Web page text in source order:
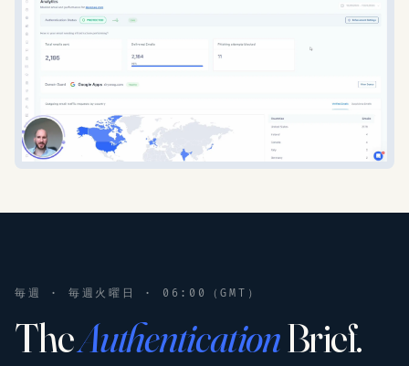
毎週 · 毎週火曜日 · 06:00（GMT）
TheAuthenticationBrief.